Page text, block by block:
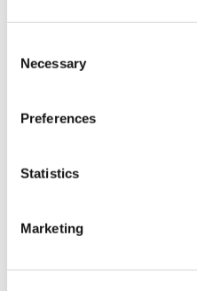
Selection
Necessary
Preferences
Statistics
Marketing
vet hvordan vi skal
får tilgang på de
bygge bro, og det
Johansen.
Tre veier
Gjennom
intervjuer har